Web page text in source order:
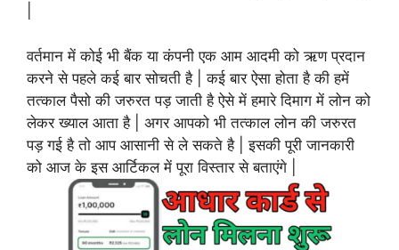
वर्तमान में कोई भी बैंक या कंपनी एक आम आदमी को ऋण प्रदान
करने से पहले कई बार सोचती है | कई बार ऐसा होता है की हमें
तत्काल पैसो की जरुरत पड़ जाती है ऐसे में हमारे दिमाग में लोन को
लेकर ख्याल आता है | अगर आपको भी तत्काल लोन की जरुरत
पड़ गई है तो आप आसानी से ले सकते है | इसकी पूरी जानकारी
को आज के इस आर्टिकल में पूरा विस्तार से बताएंगे |